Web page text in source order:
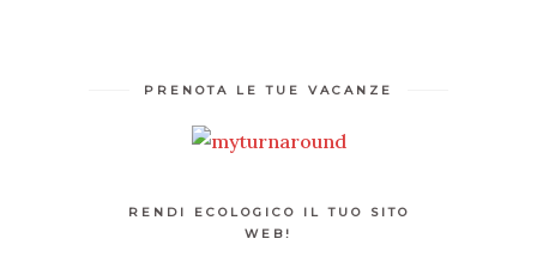
PRENOTA LE TUE VACANZE
RENDI ECOLOGICO IL TUO SITO
WEB!